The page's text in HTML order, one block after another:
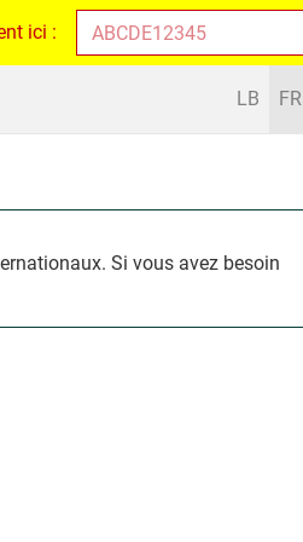
ici :
LB FR
Si vous avez besoin